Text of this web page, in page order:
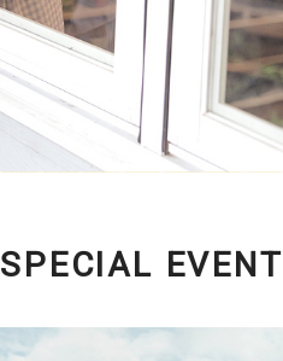
SPECIAL EVENT